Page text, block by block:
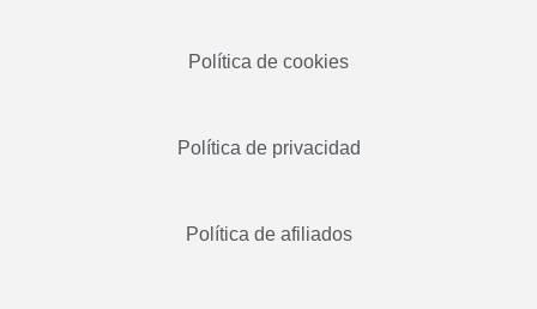
Política de cookies
Política de privacidad
Política de afiliados